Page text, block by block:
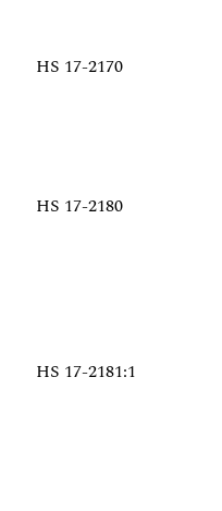
HS 17-2170
HS 17-2180
HS 17-2181:1